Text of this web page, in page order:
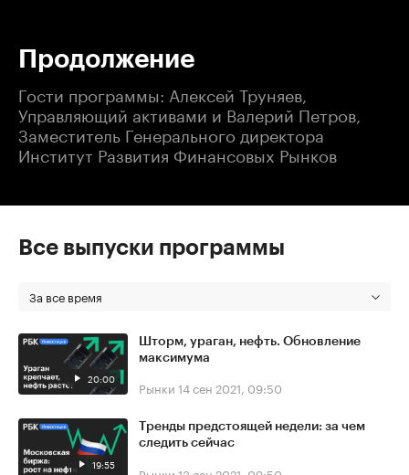
Продолжение
Гости программы: Алексей Труняев,
Управляющий активами и Валерий Петров,
Заместитель Генерального директора
Институт Развития Финансовых Рынков
Все выпуски программы
За все время
20:00
Шторм, ураган, нефть. Обновление
максимума
Рынки 14 сен 2021, 09:50
19:55
Тренды предстоящей недели: за чем
следить сейчас